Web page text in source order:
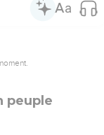
?
Dieu est ma
; Dieu